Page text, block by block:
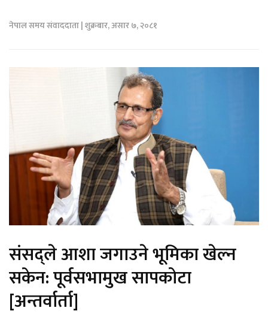
नेपाल समय संवाददाता | शुक्रबार, असार ७, २०८१
संसद्‍ले आशा जगाउने भूमिका खेल्न
सकेन: पूर्वसभामुख सापकोटा
[अन्तर्वार्ता]